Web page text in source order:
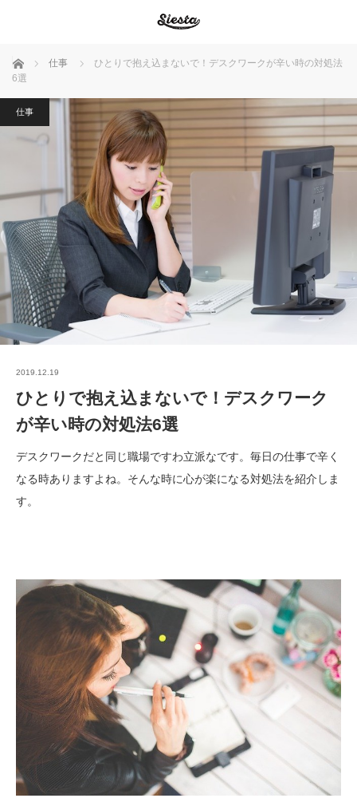
ホーム 仕事
ひとりで抱え込まないで！デスクワークが辛い時の対処法
6選
仕事
2019.12.19
ひとりで抱え込まないで！デスクワーク
が辛い時の対処法6選
デスクワークだと同じ職場ですわ立派なです。毎日の仕事で辛く
なる時ありますよね。そんな時に心が楽になる対処法を紹介しま
す。